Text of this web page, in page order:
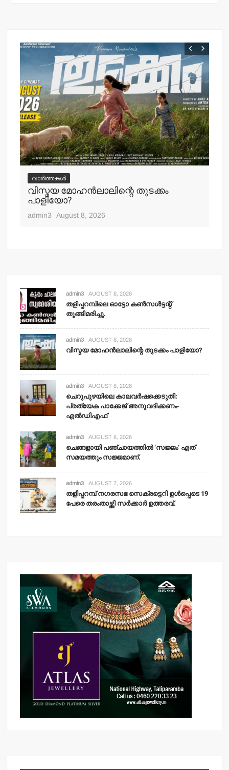
വാർത്തകൾ
വിസ്മയ മോഹന്‍ലാലിന്റെ തുടക്കം
പാളിയോ?
admin3 August 8, 2026
admin3 AUGUST 8, 2026
തളിപ്പറമ്പിലെ ഓട്ടോ കണ്‍സള്‍ട്ടന്റ്
തൂങ്ങിമരിച്ചു.
admin3 AUGUST 8, 2026
വിസ്മയ മോഹന്‍ലാലിന്റെ തുടക്കം പാളിയോ?
admin3 AUGUST 8, 2026
ചെറുപുഴയിലെ കാലവര്‍ഷക്കെടുതി:
പ്രത്യേക പാക്കേജ് അനുവദിക്കണം-
എല്‍ഡിഎഫ്
admin3 AUGUST 8, 2026
ചെങ്ങളായി പഞ്ചായത്തില്‍ ‘സജ്ജം’ എത്
സമയത്തും സജ്ജമാണ്.
admin3 AUGUST 7, 2026
തളിപ്പറമ്പ് നഗരസഭ സെക്രട്ടെറി ഉള്‍പ്പെടെ 19
പേരെ തരംതാഴ്ത്തി സര്‍ക്കാര്‍ ഉത്തരവ്.